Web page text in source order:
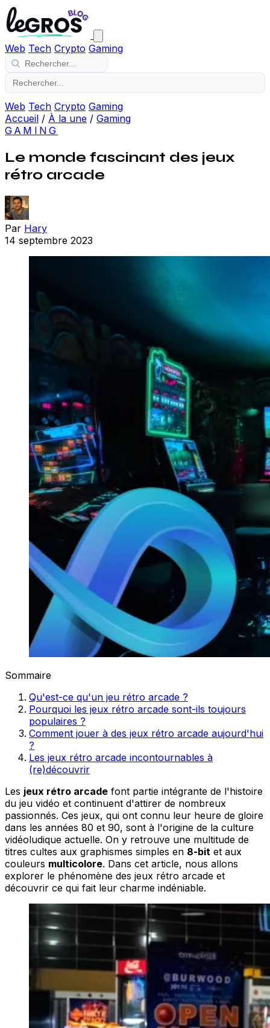
Web Tech Crypto Gaming
Web Tech Crypto Gaming
Accueil / À la une / Gaming
GAMING
Le monde fascinant des jeux
rétro arcade
Par Hary
14 septembre 2023
Sommaire
Qu'est-ce qu'un jeu rétro arcade ?
Pourquoi les jeux rétro arcade sont-ils toujours
populaires ?
Comment jouer à des jeux rétro arcade aujourd'hui
?
Les jeux rétro arcade incontournables à
(re)découvrir
Les jeux rétro arcade font partie intégrante de l'histoire
du jeu vidéo et continuent d'attirer de nombreux
passionnés. Ces jeux, qui ont connu leur heure de gloire
dans les années 80 et 90, sont à l'origine de la culture
vidéoludique actuelle. On y retrouve une multitude de
titres cultes aux graphismes simples en 8-bit et aux
couleurs multicolore. Dans cet article, nous allons
explorer le phénomène des jeux rétro arcade et
découvrir ce qui fait leur charme indéniable.